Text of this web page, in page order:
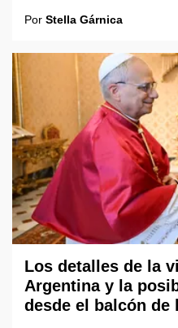
Por Stella Gárnica
Los detalles de la
Argentina y la
desde el balcón de